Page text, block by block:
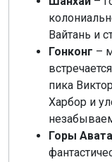
Вайтань и
Гонконг –
пика
Харбор и
Горы